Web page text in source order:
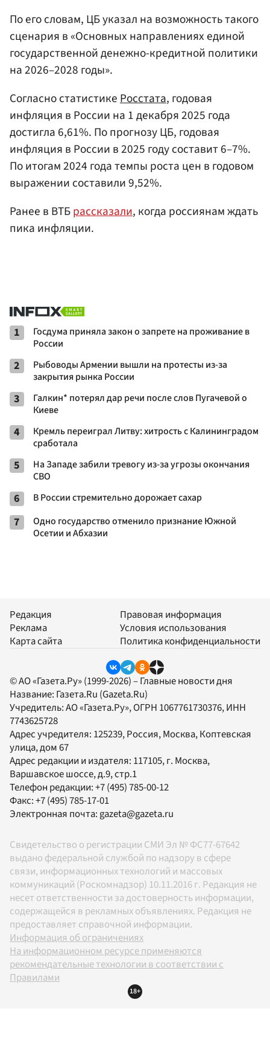
По его словам, ЦБ указал на возможность такого
сценария в «Основных направлениях единой
государственной денежно-кредитной политики
на 2026–2028 годы».
Согласно статистикеРосстата, годовая
инфляция в России на 1 декабря 2025 года
достигла 6,61%. По прогнозу ЦБ, годовая
инфляция в России в 2025 году составит 6–7%.
По итогам 2024 года темпы роста цен в годовом
выражении составили 9,52%.
Ранее в ВТБрассказали, когда россиянам ждать
пика инфляции.
1
Госдума приняла закон о запрете на проживание в
России
2
Рыбоводы Армении вышли на протесты из-за
закрытия рынка России
3
Галкин* потерял дар речи после слов Пугачевой о
Киеве
4
Кремль переиграл Литву: хитрость с Калининградом
сработала
5
На Западе забили тревогу из-за угрозы окончания
СВО
6 В России стремительно дорожает сахар
7
Одно государство отменило признание Южной
Осетии и Абхазии
Редакция
Реклама
Карта сайта
Правовая информация
Условия использования
Политика конфиденциальности
© АО «Газета.Ру» (1999-2026) – Главные новости дня
Название: Газета.Ru (Gazeta.Ru)
Учредитель:АО «Газета.Ру», ОГРН 1067761730376, ИНН
7743625728
Адрес учредителя: 125239, Россия, Москва, Коптевская
улица, дом 67
Адрес редакции и издателя: 117105, г. Москва,
Варшавское шоссе, д.9, стр.1
Телефон редакции:+7 (495) 785-00-12
Факс:+7 (495) 785-17-01
Электронная почта:gazeta@gazeta.ru
Свидетельство о регистрации СМИ Эл № ФС77-67642
выдано федеральной службой по надзору в сфере
связи, информационных технологий и массовых
коммуникаций (Роскомнадзор) 10.11.2016 г. Редакция не
несет ответственности за достоверность информации,
содержащейся в рекламных объявлениях. Редакция не
предоставляет справочной информации.
Информация об ограничениях
На информационном ресурсе применяются
рекомендательные технологии в соответствии с
Правилами
18+